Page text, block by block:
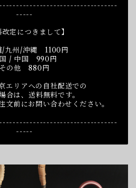
-----
改定につきまして】
/九州/沖縄 1100円
/ 中国 990円
その他 880円
エリアへの自社配送での
合は、送料無料です。
文前にお問い合わせください。
-----